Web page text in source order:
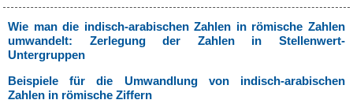
Wie man die indisch-arabischen Zahlen in römische Zahlen
umwandelt: Zerlegung der Zahlen in Stellenwert-
Untergruppen
Beispiele für die Umwandlung von indisch-arabischen
Zahlen in römische Ziffern